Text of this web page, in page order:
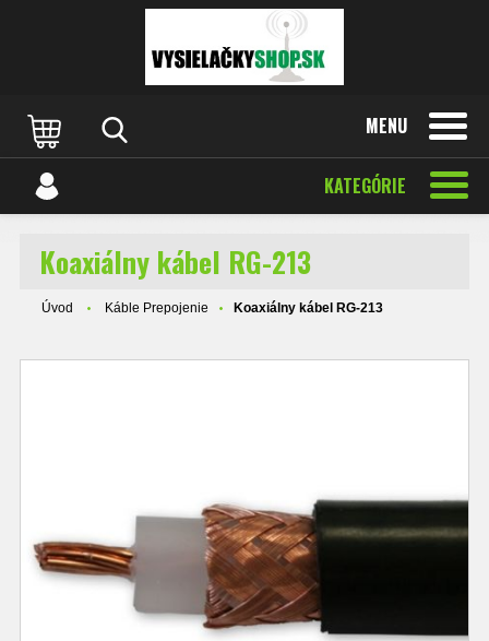
MENU
KATEGÓRIE
Koaxiálny kábel RG-213
Úvod Káble Prepojenie Koaxiálny kábel RG-213